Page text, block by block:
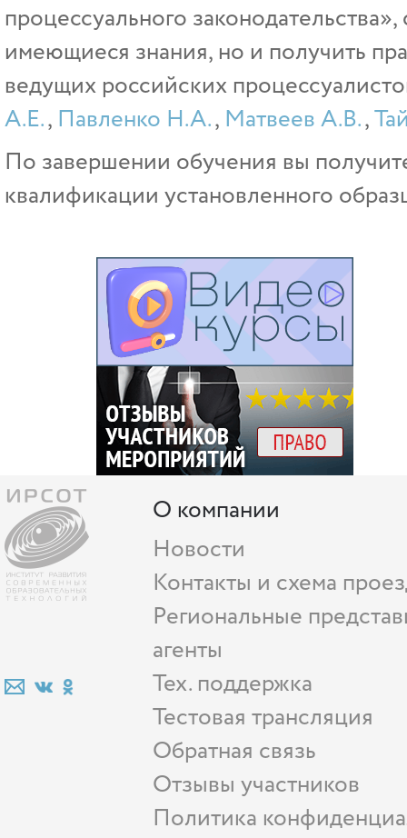
процессуального
имеющиеся знания, но и получить
ведущих российских
А.Е., Павленко Н.А., Матвеев А.В.,
По завершении обучения вы
квалификации установленного
О компании
Новости
Контакты и схема
Региональные
агенты
Тех. поддержка
Тестовая трансляция
Обратная связь
Отзывы участников
Политика